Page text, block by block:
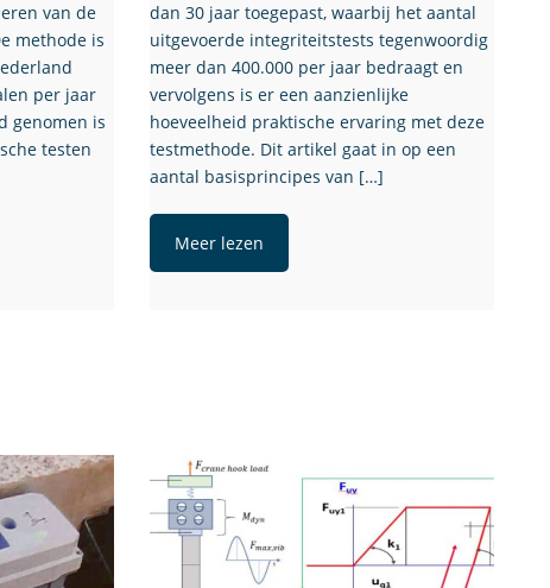
van de
methode is
per jaar
genomen is
testen
dan 30 jaar toegepast, waarbij het aantal
uitgevoerde integriteitstests tegenwoordig
meer dan 400.000 per jaar bedraagt en
vervolgens is er een aanzienlijke
hoeveelheid praktische ervaring met deze
testmethode. Dit artikel gaat in op een
aantal basisprincipes van […]
Meer lezen